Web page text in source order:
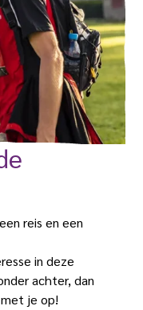
reis en een
in deze
achter, dan
je op!